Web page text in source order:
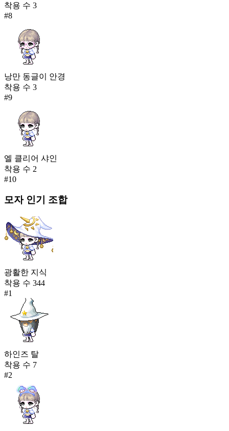
착용 수 3
#8
낭만 동글이 안경
착용 수 3
#9
엘 클리어 샤인
착용 수 2
#10
모자인기 조합
광활한 지식
착용 수 344
#1
하인즈 탈
착용 수 7
#2